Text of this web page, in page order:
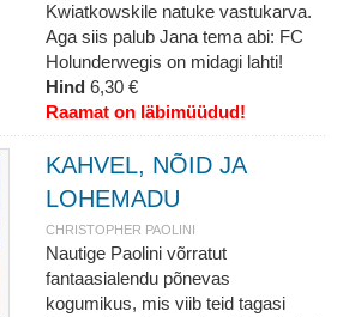
Kwiatkowskile natuke vastukarva.
Aga siis palub Jana tema abi: FC
Holunderwegis on midagi lahti!
Hind 6,30 €
Raamat on läbimüüdud!
KAHVEL, NÕID JA
LOHEMADU
CHRISTOPHER PAOLINI
Nautige Paolini võrratut
fantaasialendu põnevas
kogumikus, mis viib teid tagasi